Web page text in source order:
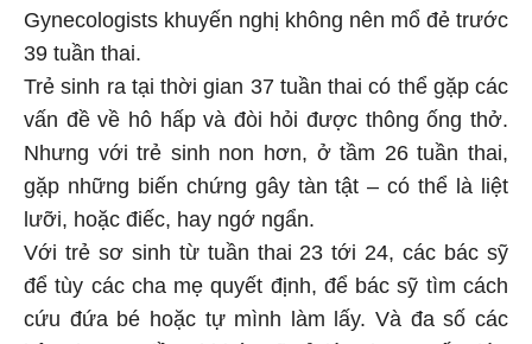
Gynecologists khuyến nghị không nên mổ đẻ trước
39 tuần thai.
Trẻ sinh ra tại thời gian 37 tuần thai có thể gặp các
vấn đề về hô hấp và đòi hỏi được thông ống thở.
Nhưng với trẻ sinh non hơn, ở tầm 26 tuần thai,
gặp những biến chứng gây tàn tật – có thể là liệt
lưỡi, hoặc điếc, hay ngớ ngẩn.
Với trẻ sơ sinh từ tuần thai 23 tới 24, các bác sỹ
để tùy các cha mẹ quyết định, để bác sỹ tìm cách
cứu đứa bé hoặc tự mình làm lấy. Và đa số các